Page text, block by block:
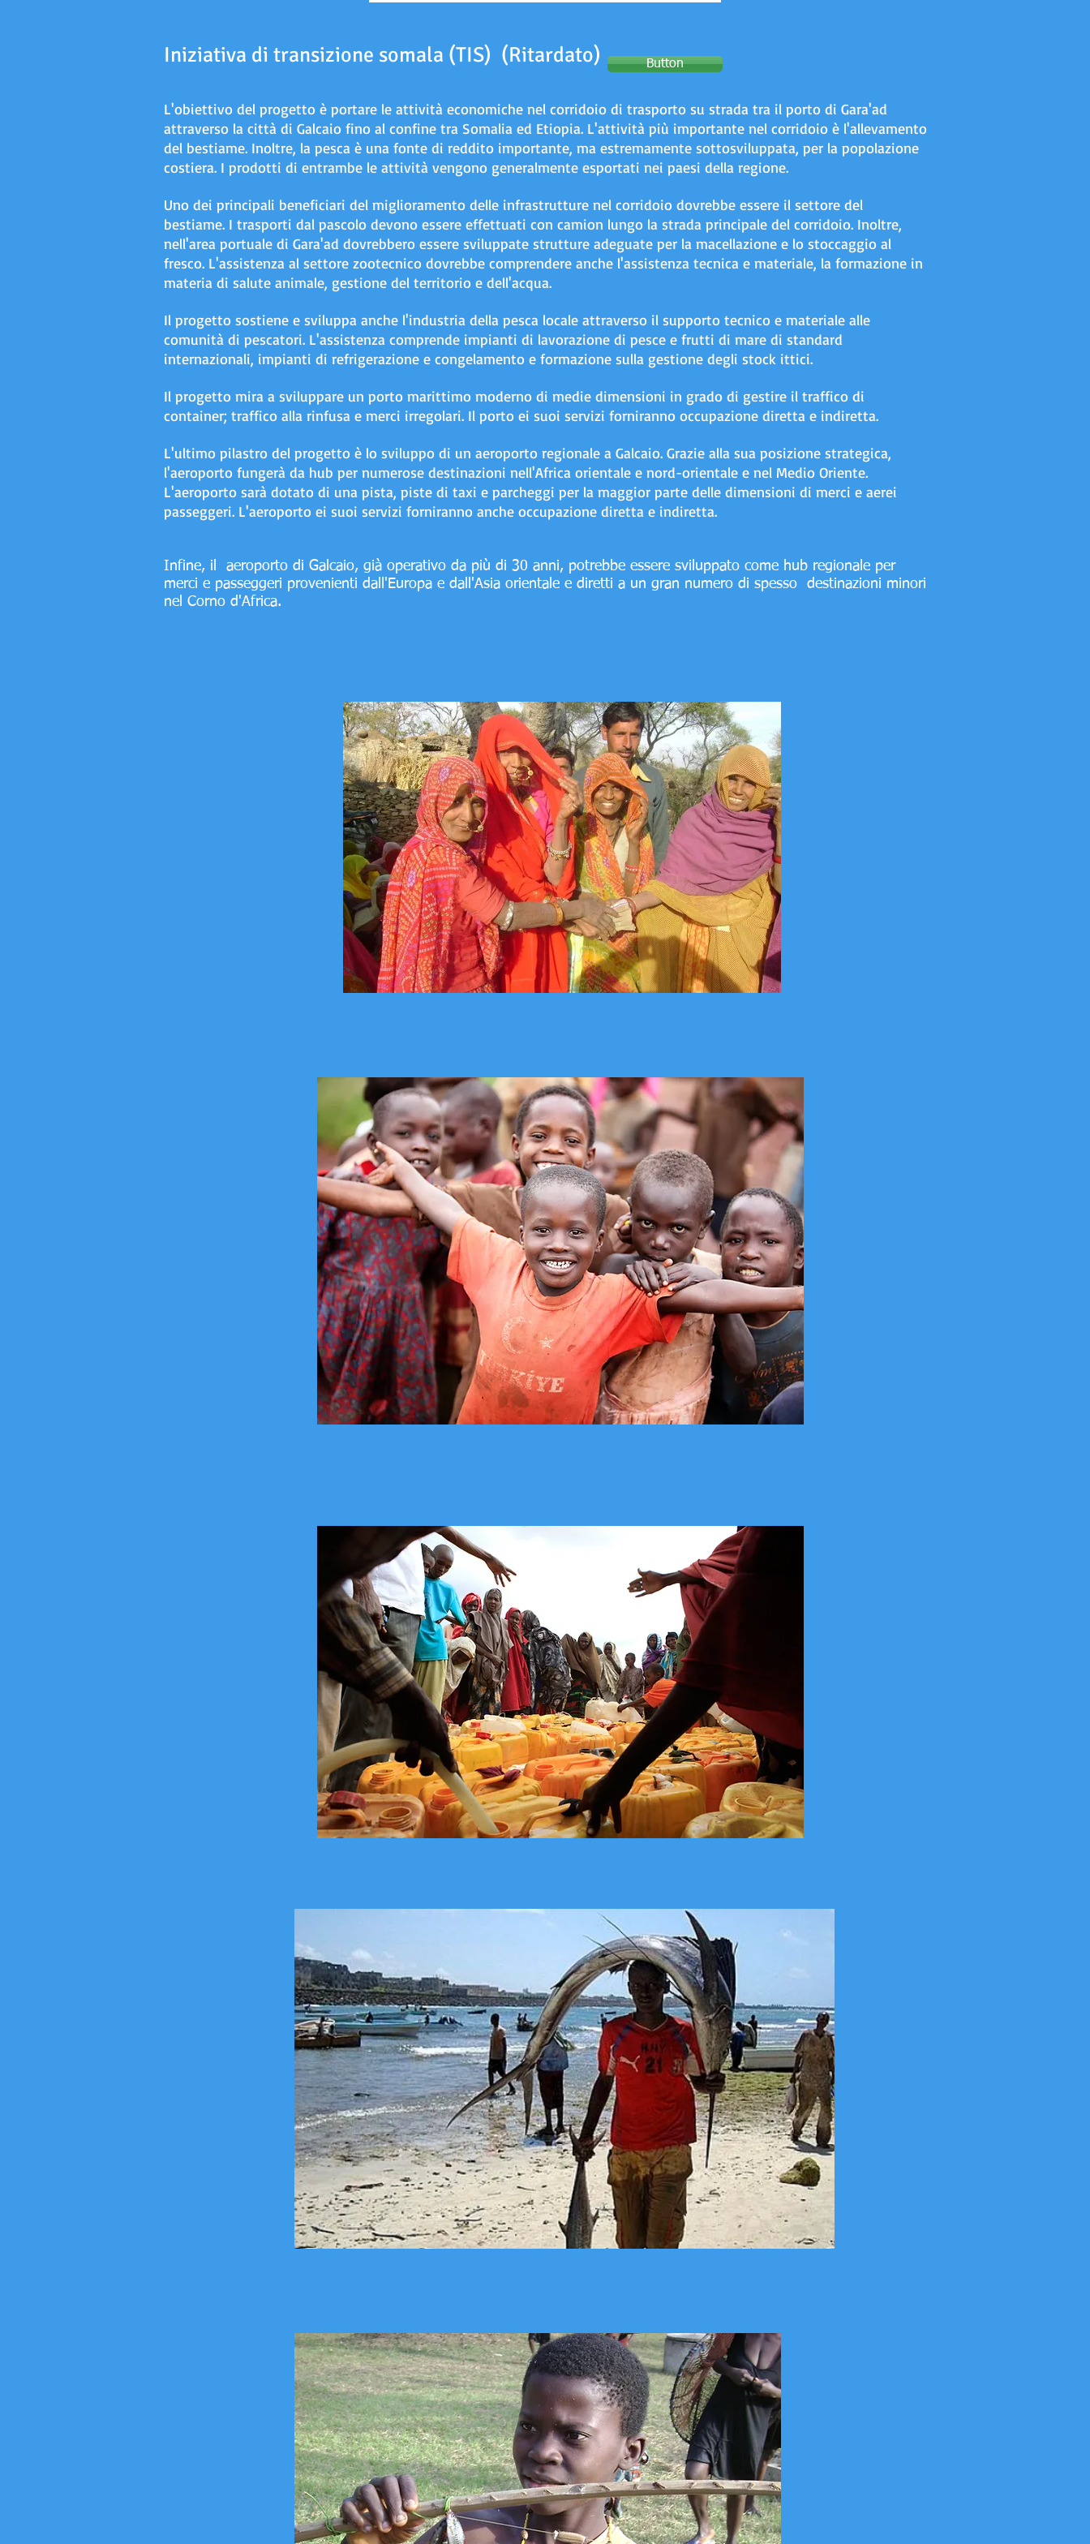
Button
Iniziativa di transizione somala (TIS) (Ritardato)
L'obiettivo del progetto è portare le attività economiche nel corridoio di trasporto su strada tra il porto di Gara'ad
attraverso la città di Galcaio fino al confine tra Somalia ed Etiopia. L'attività più importante nel corridoio è l'allevamento
del bestiame. Inoltre, la pesca è una fonte di reddito importante, ma estremamente sottosviluppata, per la popolazione
costiera. I prodotti di entrambe le attività vengono generalmente esportati nei paesi della regione.
Uno dei principali beneficiari del miglioramento delle infrastrutture nel corridoio dovrebbe essere il settore del
bestiame. I trasporti dal pascolo devono essere effettuati con camion lungo la strada principale del corridoio. Inoltre,
nell'area portuale di Gara'ad dovrebbero essere sviluppate strutture adeguate per la macellazione e lo stoccaggio al
fresco. L'assistenza al settore zootecnico dovrebbe comprendere anche l'assistenza tecnica e materiale, la formazione in
materia di salute animale, gestione del territorio e dell'acqua.
Il progetto sostiene e sviluppa anche l'industria della pesca locale attraverso il supporto tecnico e materiale alle
comunità di pescatori. L'assistenza comprende impianti di lavorazione di pesce e frutti di mare di standard
internazionali, impianti di refrigerazione e congelamento e formazione sulla gestione degli stock ittici.
Il progetto mira a sviluppare un porto marittimo moderno di medie dimensioni in grado di gestire il traffico di
container; traffico alla rinfusa e merci irregolari. Il porto ei suoi servizi forniranno occupazione diretta e indiretta.
L'ultimo pilastro del progetto è lo sviluppo di un aeroporto regionale a Galcaio. Grazie alla sua posizione strategica,
l'aeroporto fungerà da hub per numerose destinazioni nell'Africa orientale e nord-orientale e nel Medio Oriente.
L'aeroporto sarà dotato di una pista, piste di taxi e parcheggi per la maggior parte delle dimensioni di merci e aerei
passeggeri. L'aeroporto ei suoi servizi forniranno anche occupazione diretta e indiretta.
Infine, il
aeroporto di Galcaio, già operativo da più di 30 anni, potrebbe essere sviluppato come hub regionale per
merci e passeggeri provenienti dall'Europa e dall'Asia orientale e diretti a un gran numero di spesso
destinazioni minori
nel Corno d'Africa.